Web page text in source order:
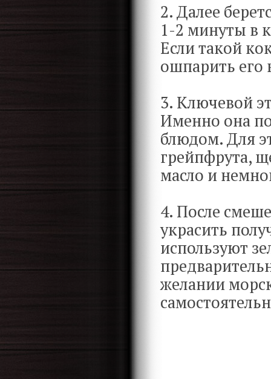
2. Далее
1-2 минуты в
Если такой
ошпарить его
3. Ключевой
Именно она
блюдом. Для
грейпфрута,
масло и
4. После
украсить
используют
желании